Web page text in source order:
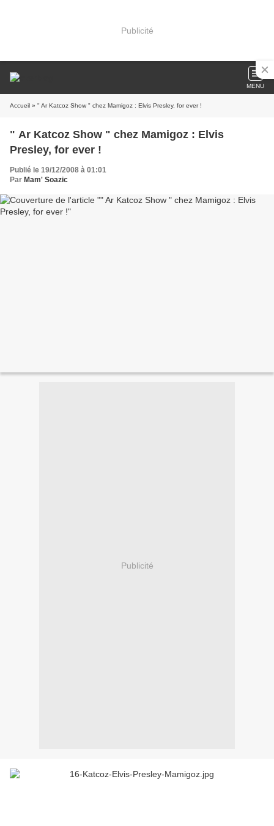
Publicité
MENU
Accueil » " Ar Katcoz Show " chez Mamigoz : Elvis Presley, for ever !
" Ar Katcoz Show " chez Mamigoz : Elvis
Presley, for ever !
Publié le 19/12/2008 à 01:01
Par Mam' Soazic
Publicité